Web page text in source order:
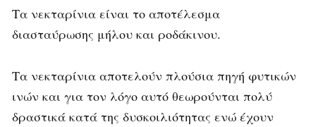
Τα νεκταρίνια είναι το αποτέλεσμα
διασταύρωσης μήλου και ροδάκινου.
Τα νεκταρίνια αποτελούν πλούσια πηγή φυτικών
ινών και για τον λόγο αυτό θεωρούνται πολύ
δραστικά κατά της δυσκοιλιότητας ενώ έχουν